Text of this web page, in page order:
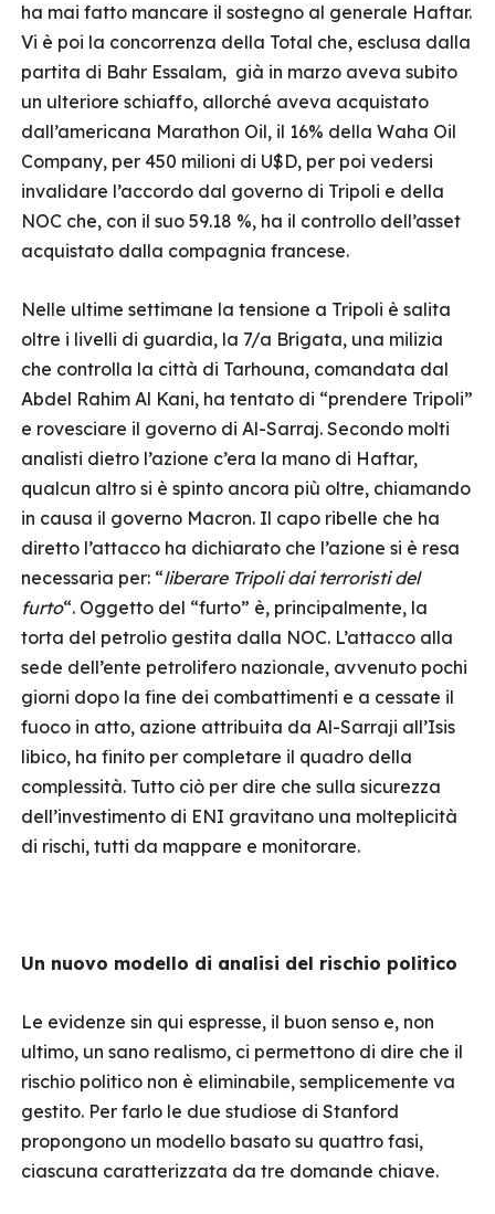
ha mai fatto mancare il sostegno al generale Haftar.
Vi è poi la concorrenza della Total che, esclusa dalla
partita di Bahr Essalam, già in marzo aveva subito
un ulteriore schiaffo, allorché aveva acquistato
dall’americana Marathon Oil, il 16% della Waha Oil
Company, per 450 milioni di U$D, per poi vedersi
invalidare l’accordo dal governo di Tripoli e della
NOC che, con il suo 59.18 %, ha il controllo dell’asset
acquistato dalla compagnia francese.
Nelle ultime settimane la tensione a Tripoli è salita
oltre i livelli di guardia, la 7/a Brigata, una milizia
che controlla la città di Tarhouna, comandata dal
Abdel Rahim Al Kani, ha tentato di “prendere Tripoli”
e rovesciare il governo di Al-Sarraj. Secondo molti
analisti dietro l’azione c’era la mano di Haftar,
qualcun altro si è spinto ancora più oltre, chiamando
in causa il governo Macron. Il capo ribelle che ha
diretto l’attacco ha dichiarato che l’azione si è resa
necessaria per: “liberare Tripoli dai terroristi del
furto“. Oggetto del “furto” è, principalmente, la
torta del petrolio gestita dalla NOC. L’attacco alla
sede dell’ente petrolifero nazionale, avvenuto pochi
giorni dopo la fine dei combattimenti e a cessate il
fuoco in atto, azione attribuita da Al-Sarraji all’Isis
libico, ha finito per completare il quadro della
complessità. Tutto ciò per dire che sulla sicurezza
dell’investimento di ENI gravitano una molteplicità
di rischi, tutti da mappare e monitorare.
Un nuovo modello di analisi del rischio politico
Le evidenze sin qui espresse, il buon senso e, non
ultimo, un sano realismo, ci permettono di dire che il
rischio politico non è eliminabile, semplicemente va
gestito. Per farlo le due studiose di Stanford
propongono un modello basato su quattro fasi,
ciascuna caratterizzata da tre domande chiave.